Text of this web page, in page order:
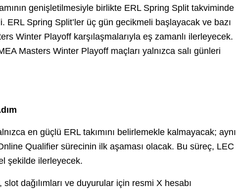
genişletilmesiyle birlikte ERL Spring Split takviminde
ERL Spring Split’ler üç gün gecikmeli başlayacak ve bazı
Winter Playoff karşılaşmalarıyla eş zamanlı ilerleyecek.
Masters Winter Playoff maçları yalnızca salı günleri
en güçlü ERL takımını belirlemekle kalmayacak; aynı
Qualifier sürecinin ilk aşaması olacak. Bu süreç, LEC
şekilde ilerleyecek.
dağılımları ve duyurular için resmi X hesabı